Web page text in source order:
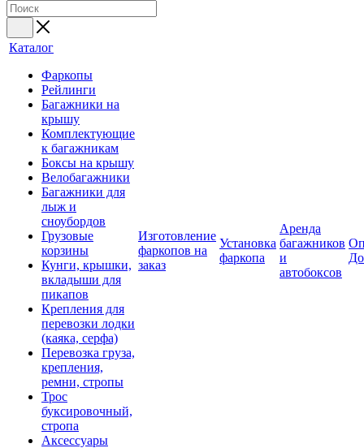
Каталог
Фаркопы
Рейлинги
Багажники на
крышу
Комплектующие
к багажникам
Боксы на крышу
Велобагажники
Багажники для
лыж и
сноубордов
Грузовые
корзины
Кунги, крышки,
вкладыши для
пикапов
Крепления для
перевозки лодки
(каяка, серфа)
Перевозка груза,
крепления,
ремни, стропы
Трос
буксировочный,
стропа
Аксессуары
Изготовление
фаркопов на
заказ
Установка
фаркопа
Аренда
багажников
и
автобоксов